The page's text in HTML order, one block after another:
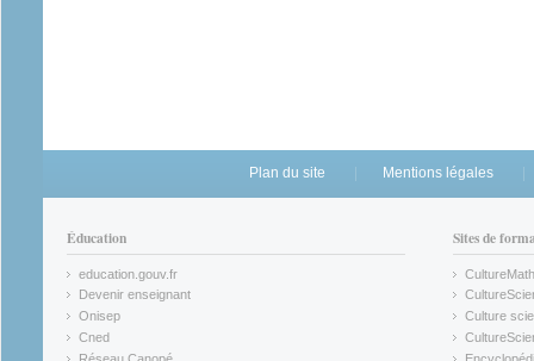
Plan du site Mentions légales
Éducation
education.gouv.fr
(link is external)
Devenir enseignant
(link is external)
Onisep
(link is external)
Cned
(link is external)
Sites de
CultureMath
(link is
(link is
Culture
(link is